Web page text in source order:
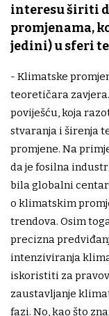
interesu širiti
promjenama,
jedini) u sferi
- Klimatske
teoretičara
poviješću, koja
stvaranja i širenja
promjene. Na
da je fosilna
bila globalni
o klimatskim
trendova. Osim
precizna
intenziviranja
iskoristiti za
zaustavljanje
fazi. No, kao što